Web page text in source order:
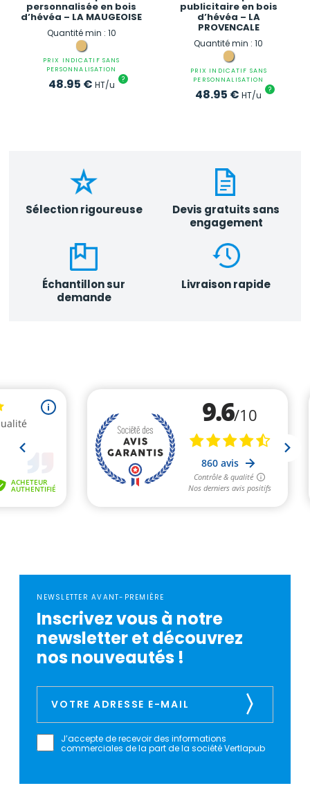
personnalisée en bois
d’hévéa – LA MAUGEOISE
Quantité min : 10
PRIX INDICATIF SANS
PERSONNALISATION
48.95 € HT/u ?
publicitaire en bois
d’hévéa – LA
PROVENCALE
Quantité min : 10
PRIX INDICATIF SANS
PERSONNALISATION
48.95 € HT/u ?
Sélection rigoureuse
Devis gratuits sans
engagement
Échantillon sur
demande
Livraison rapide
NEWSLETTER AVANT-PREMIÈRE
Inscrivez vous à notre
newsletter et découvrez
nos nouveautés !
J’accepte de recevoir des informations
commerciales de la part de la société Vertlapub